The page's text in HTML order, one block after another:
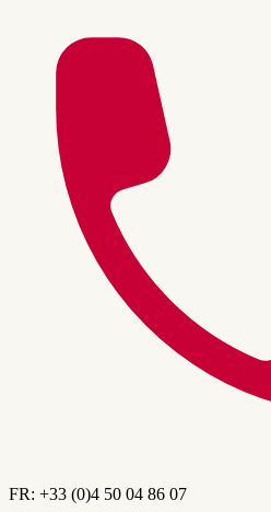
FR: +33 (0)4 50 04 86 07